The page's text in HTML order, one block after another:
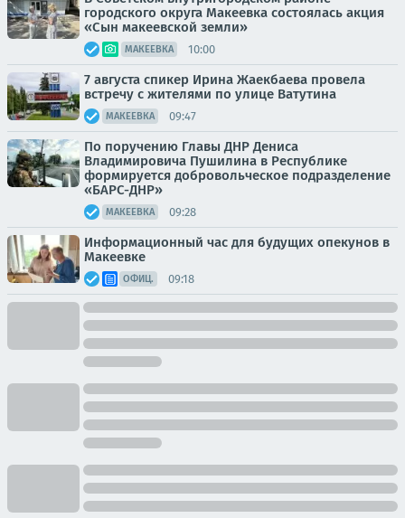
городского округа Макеевка состоялась акция
«Сын макеевской земли»
МАКЕЕВКА 10:00
7 августа спикер Ирина Жаекбаева провела
встречу с жителями по улице Ватутина
МАКЕЕВКА 09:47
По поручению Главы ДНР Дениса
Владимировича Пушилина в Республике
формируется добровольческое подразделение
«БАРС-ДНР»
МАКЕЕВКА 09:28
Информационный час для будущих опекунов в
Макеевке
ОФИЦ. 09:18